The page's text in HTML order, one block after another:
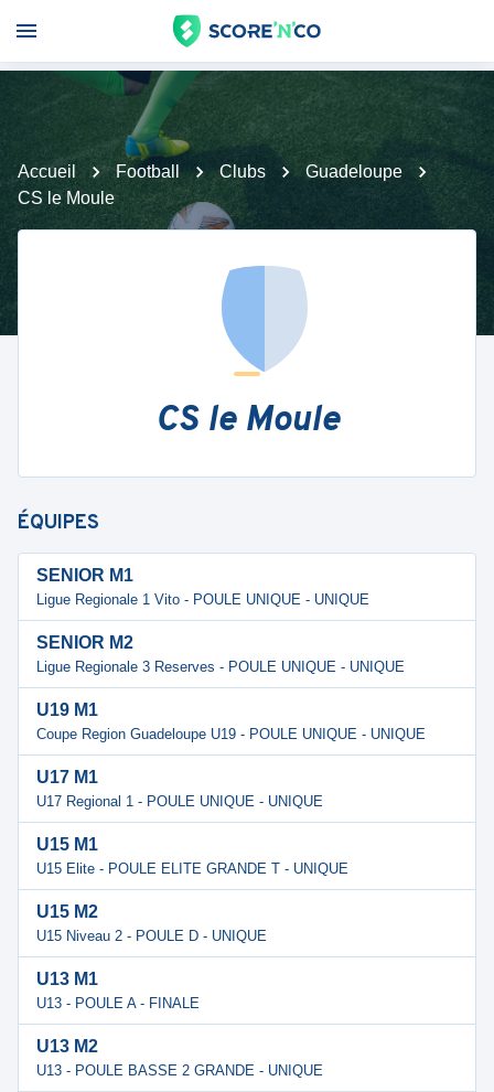
Accueil Football Clubs
Guadeloupe
CS le Moule
CS le Moule
ÉQUIPES
SENIOR M1
Ligue Regionale 1 Vito - POULE UNIQUE - UNIQUE
SENIOR M2
Ligue Regionale 3 Reserves - POULE UNIQUE - UNIQUE
U19 M1
Coupe Region Guadeloupe U19 - POULE UNIQUE - UNIQUE
U17 M1
U17 Regional 1 - POULE UNIQUE - UNIQUE
U15 M1
U15 Elite - POULE ELITE GRANDE T - UNIQUE
U15 M2
U15 Niveau 2 - POULE D - UNIQUE
U13 M1
U13 - POULE A - FINALE
U13 M2
U13 - POULE BASSE 2 GRANDE - UNIQUE